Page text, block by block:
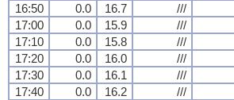
16:50
0.0 16.7 ///
17:00
0.0 15.9 ///
17:10
0.0 15.8 ///
17:20
0.0 16.0 ///
17:30
0.0 16.1 ///
17:40
0.0 16.2 ///